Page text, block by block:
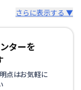
さらに表示する ▼
ターを
点はお気軽に